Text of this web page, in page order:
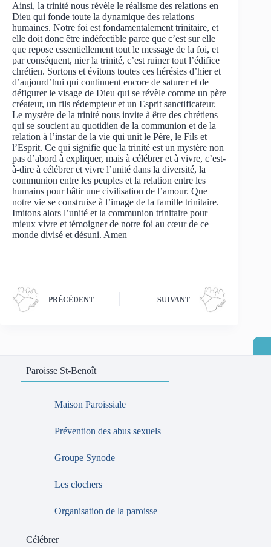
Ainsi, la trinité nous révèle le réalisme des relations en
Dieu qui fonde toute la dynamique des relations
humaines. Notre foi est fondamentalement trinitaire, et
elle doit donc être indéfectible parce que c’est sur elle
que repose essentiellement tout le message de la foi, et
par conséquent, nier la trinité, c’est ruiner tout l’édifice
chrétien. Sortons et évitons toutes ces hérésies d’hier et
d’aujourd’hui qui continuent encore de saturer et de
défigurer le visage de Dieu qui se révèle comme un père
créateur, un fils rédempteur et un Esprit sanctificateur.
Le mystère de la trinité nous invite à être des chrétiens
qui se soucient au quotidien de la communion et de la
relation à l’instar de la vie qui unit le Père, le Fils et
l’Esprit. Ce qui signifie que la trinité est un mystère non
pas d’abord à expliquer, mais à célébrer et à vivre, c’est-
à-dire à célébrer et vivre l’unité dans la diversité, la
communion entre les peuples et la relation entre les
humains pour bâtir une civilisation de l’amour. Que
notre vie se construise à l’image de la famille trinitaire.
Imitons alors l’unité et la communion trinitaire pour
mieux vivre et témoigner de notre foi au cœur de ce
monde divisé et désuni. Amen
PRÉCÉDENT SUIVANT
Paroisse St-Benoît
Maison Paroissiale
Prévention des abus sexuels
Groupe Synode
Les clochers
Organisation de la paroisse
Célébrer